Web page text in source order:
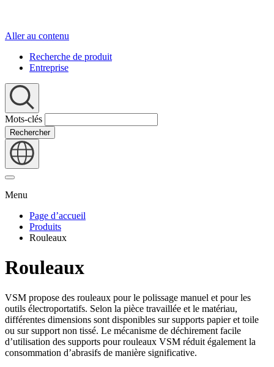
Aller au contenu
Recherche de produit
Entreprise
Mots-clés
Rechercher
Menu
Page d’accueil
Produits
Rouleaux
Rouleaux
VSM propose des rouleaux pour le polissage manuel et pour les
outils électroportatifs. Selon la pièce travaillée et le matériau,
différentes dimensions sont disponibles sur supports papier et toile
ou sur support non tissé. Le mécanisme de déchirement facile
d’utilisation des supports pour rouleaux VSM réduit également la
consommation d’abrasifs de manière significative.